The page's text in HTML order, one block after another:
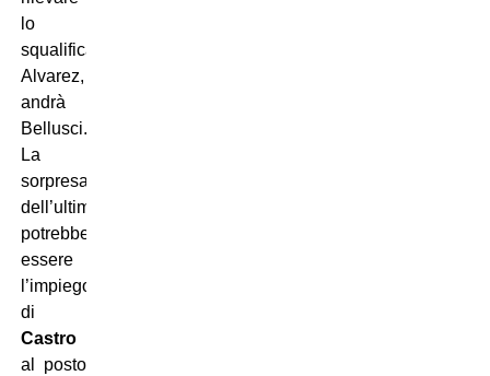
lo
squalificato
Alvarez,
andrà
Bellusci.
La
sorpresa
dell’ultim’ora
potrebbe
essere
l’impiego
di
Castro
al posto